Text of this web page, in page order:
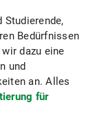
Studierende,
Bedürfnissen
dazu eine
und
an. Alles
für